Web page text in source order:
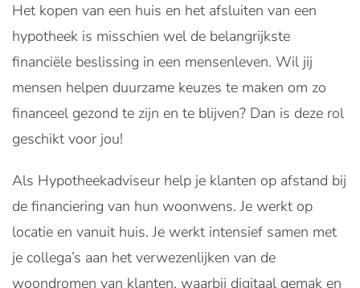
Het kopen van een huis en het afsluiten van een
hypotheek is misschien wel de belangrijkste
financiële beslissing in een mensenleven. Wil jij
mensen helpen duurzame keuzes te maken om zo
financeel gezond te zijn en te blijven? Dan is deze rol
geschikt voor jou!
Als Hypotheekadviseur help je klanten op afstand bij
de financiering van hun woonwens. Je werkt op
locatie en vanuit huis. Je werkt intensief samen met
je collega’s aan het verwezenlijken van de
woondromen van klanten, waarbij digitaal gemak en